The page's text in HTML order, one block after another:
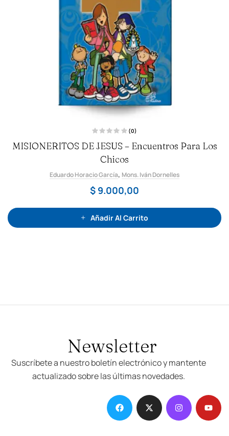
a
l
d
o
o
n
d
5
(0)
MISIONERITOS DE JESUS – Encuentros Para Los
Chicos
Eduardo Horacio García, Mons. Iván Dornelles
$ 9.000,00
Añadir Al Carrito
Newsletter
Suscríbete a nuestro boletín electrónico y mantente
actualizado sobre las últimas novedades.